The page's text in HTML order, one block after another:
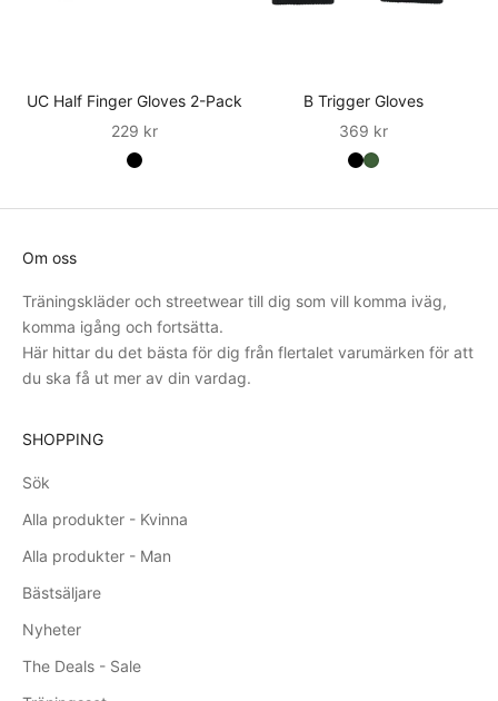
UC Half Finger Gloves 2-Pack
Sale
229 kr
B Trigger Gloves
Sale
369 kr
Om oss
Träningskläder och streetwear till dig som vill komma iväg,
komma igång och fortsätta.
Här hittar du det bästa för dig från flertalet varumärken för att
du ska få ut mer av din vardag.
SHOPPING
Sök
Alla produkter - Kvinna
Alla produkter - Man
Bästsäljare
Nyheter
The Deals - Sale